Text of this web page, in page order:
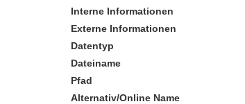
Interne Informationen
Externe Informationen
Datentyp
Dateiname
Pfad
Alternativ/Online Name